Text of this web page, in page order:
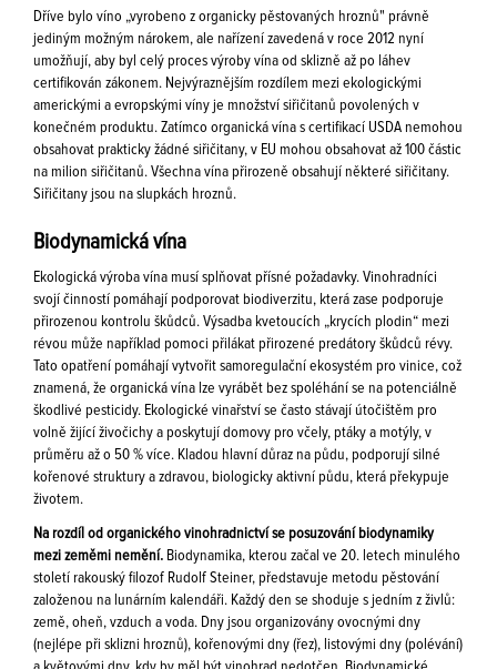
Dříve bylo víno „vyrobeno z organicky pěstovaných hroznů" právně
jediným možným nárokem, ale nařízení zavedená v roce 2012 nyní
umožňují, aby byl celý proces výroby vína od sklizně až po láhev
certifikován zákonem. Nejvýraznějším rozdílem mezi ekologickými
americkými a evropskými víny je množství siřičitanů povolených v
konečném produktu. Zatímco organická vína s certifikací USDA nemohou
obsahovat prakticky žádné siřičitany, v EU mohou obsahovat až 100 částic
na milion siřičitanů. Všechna vína přirozeně obsahují některé siřičitany.
Siřičitany jsou na slupkách hroznů.
Biodynamická vína
Ekologická výroba vína musí splňovat přísné požadavky. Vinohradníci
svojí činností pomáhají podporovat biodiverzitu, která zase podporuje
přirozenou kontrolu škůdců. Výsadba kvetoucích „krycích plodin“ mezi
révou může například pomoci přilákat přirozené predátory škůdců révy.
Tato opatření pomáhají vytvořit samoregulační ekosystém pro vinice, což
znamená, že organická vína lze vyrábět bez spoléhání se na potenciálně
škodlivé pesticidy. Ekologické vinařství se často stávají útočištěm pro
volně žijící živočichy a poskytují domovy pro včely, ptáky a motýly, v
průměru až o 50 % více. Kladou hlavní důraz na půdu, podporují silné
kořenové struktury a zdravou, biologicky aktivní půdu, která překypuje
životem.
Na rozdíl od organického vinohradnictví se posuzování biodynamiky
mezi zeměmi nemění. Biodynamika, kterou začal ve 20. letech minulého
století rakouský filozof Rudolf Steiner, představuje metodu pěstování
založenou na lunárním kalendáři. Každý den se shoduje s jedním z živlů:
země, oheň, vzduch a voda. Dny jsou organizovány ovocnými dny
(nejlépe při sklizni hroznů), kořenovými dny (řez), listovými dny (polévání)